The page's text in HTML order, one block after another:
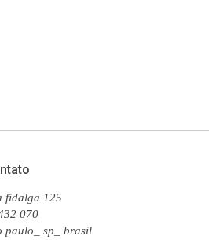
fidalga 125
070
paulo_ sp_ brasil